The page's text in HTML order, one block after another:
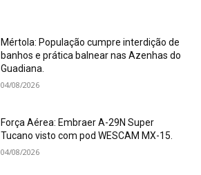
Mértola: População cumpre interdição de
banhos e prática balnear nas Azenhas do
Guadiana.
04/08/2026
Força Aérea: Embraer A-29N Super
Tucano visto com pod WESCAM MX-15.
04/08/2026